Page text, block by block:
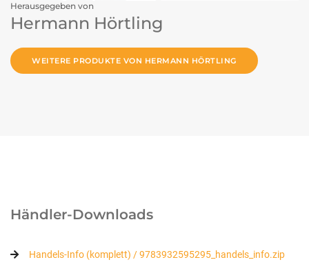
Herausgegeben von
Hermann Hörtling
WEITERE PRODUKTE VON HERMANN HÖRTLING
Händler-Downloads
Handels-Info (komplett) / 9783932595295_handels_info.zip